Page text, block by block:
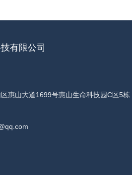
有限公司
惠山大道1699号惠山生命科技园C区5栋